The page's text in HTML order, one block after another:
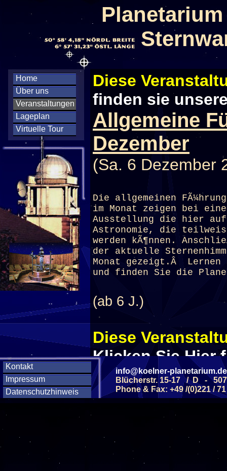
Home
Über uns
Veranstaltungen
Lageplan
Virtuelle Tour
Kontakt
Impressum
Datenschutzhinweis
Diese
finden sie
Allgemeine
Dezember
(Sa. 6 Dezember
Die allgemeinen
im Monat zeigen bei
Ausstellung die hier
Astronomie, die
werden kÃ¶nnen.
der aktuelle
Monat gezeigt.Â
und finden Sie die
(ab 6 J.)
Diese
Klicken Sie Hier
Diese
SAMSTAG
info@koelner-planetarium.de
Blücherstr. 15-17 / D -
Phone & Fax: +49 /(0)221 /